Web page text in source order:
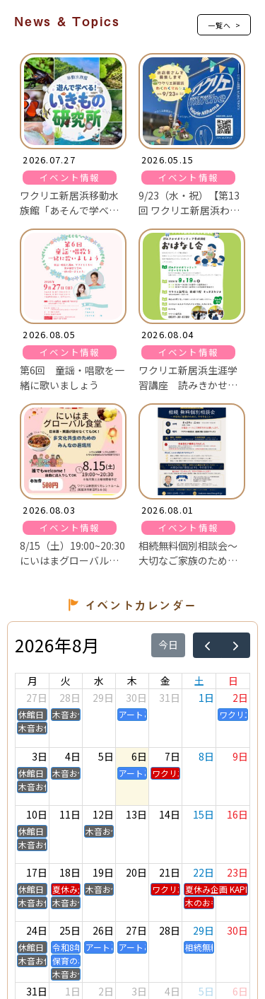
News & Topics 一覧へ >
2026.07.27
イベント情報
ワクリエ新居浜移動水
族館「あそんで学べ
2026.05.15
イベント情報
9/23（水・祝）【第13
回 ワクリエ新居浜わく
集！】
2026.08.05
イベント情報
第6回 童謡・唱歌を一
緒に歌いましょう
2026.08.04
イベント情報
ワクリエ新居浜生涯学
習講座 読みきかせボ
ランティアにじいろ☆
ラムネ おはなし会
2026.08.03
イベント情報
8/15（土）19:00~20:30
にいはまグローバル食
2026.08.01
イベント情報
相続無料個別相談会～
大切なご家族のため
イベントカレンダー
2026年8月 今日
月 火 水 木 金 土
日
27日
28日 29日 30日 31日 1日 2日
休館日 木音お休み アートとリトミックの教室 cheery
ワクリエ
木音お休み
3日 4日 5日 6日 7日 8日 9日
休館日 木音お休み アートとリトミックの教室 cheery
ワクリエ新居浜生涯学習講
木音お休み
10日 11日 12日 13日 14日 15日 16日
休館日
木音お休み
木音お休み
17日 18日 19日 20日 21日 22日 23日
休館日 夏休み企画!! 木育ワークショップ りんごの時計を作ろう
木音お休み ワクリエ新居浜生涯学習講
夏休み企画 KAPLAで
木音お休み木音お休み 木のおもちゃレンタ
24日 25日 26日 27日 28日 29日 30日
休館日 令和8年度それいけ!！保育士応援セミナー
アートとリトミックの教室 cheery tone & palette
アートとリトミックの教室 cheery
相続無料個別相談
木音お休み保育のお仕事出張相談会
木音お休み
31日 1日 2日 3日 4日 5日 6日